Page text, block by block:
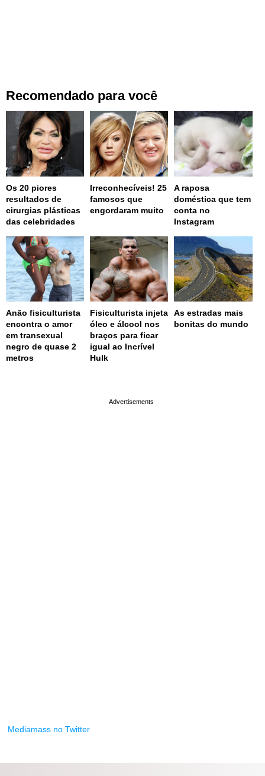
Recomendado para você
Os 20 piores
resultados de
cirurgias plásticas
das celebridades
Irreconhecíveis! 25
famosos que
engordaram muito
A raposa
doméstica que tem
conta no
Instagram
Anão fisiculturista
encontra o amor
em transexual
negro de quase 2
metros
Fisiculturista injeta
óleo e álcool nos
braços para ficar
igual ao Incrível
Hulk
As estradas mais
bonitas do mundo
Mediamass no Twitter